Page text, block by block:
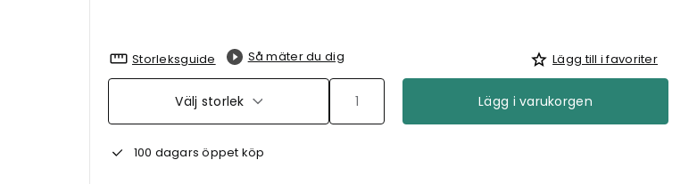
Storleksguide Så mäter du dig Lägg till i favoriter
Välj storlek Lägg i varukorgen
100 dagars öppet köp